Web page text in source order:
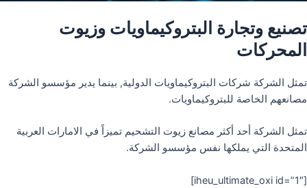
تصنيع وتجارة البتروكيماويات وزيوت
المحركات
تمثل الشركة شركات البتروكيماويات الدولية, بينما يدير مؤسسو الشركة
مصانعهم الخاصة للبتروكيماويات.
تمثل الشركة أحد أكثر مصانع زيوت التشحيم تميزاً في الامارات العربية
المتحدة التي يملكها نفس مؤسسو الشركة.
[iheu_ultimate_oxi id=”1″]